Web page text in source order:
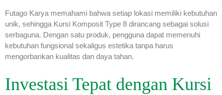
Futago Karya memahami bahwa setiap lokasi memiliki kebutuhan
unik, sehingga Kursi Komposit Type 8 dirancang sebagai solusi
serbaguna. Dengan satu produk, pengguna dapat memenuhi
kebutuhan fungsional sekaligus estetika tanpa harus
mengorbankan kualitas dan daya tahan.
Investasi Tepat dengan Kursi